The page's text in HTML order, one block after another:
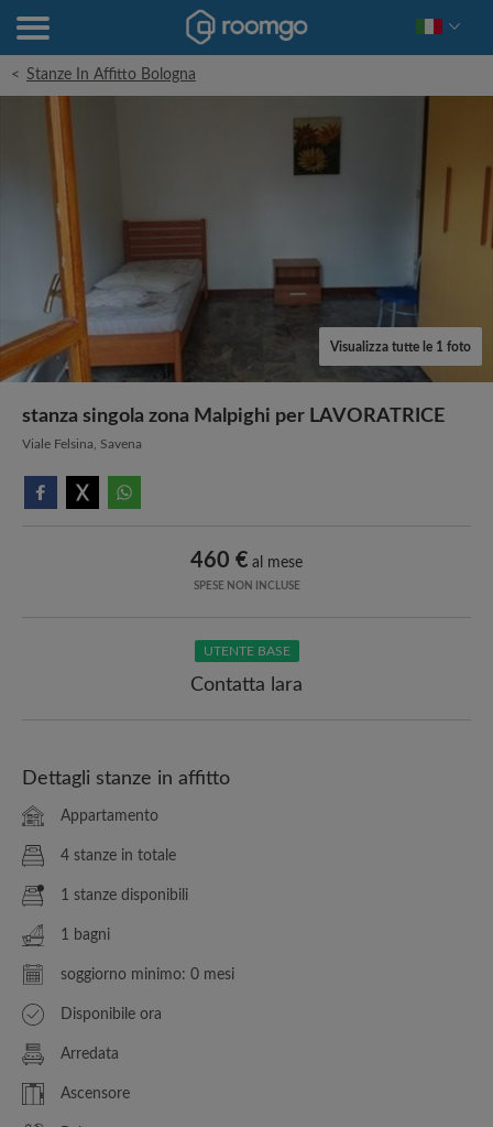
< Stanze In Affitto Bologna
Visualizza tutte le 1 foto
stanza singola zona Malpighi per LAVORATRICE
Viale Felsina, Savena
460 € al mese
SPESE NON INCLUSE
UTENTE BASE
Contatta lara
Dettagli stanze in affitto
Appartamento
4 stanze in totale
1 stanze disponibili
1 bagni
soggiorno minimo: 0 mesi
Disponibile ora
Arredata
Ascensore